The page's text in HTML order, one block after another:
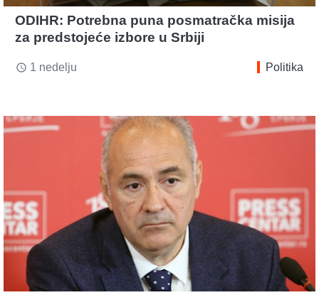
ODIHR: Potrebna puna posmatračka misija
za predstojeće izbore u Srbiji
access_time 1 nedelju Politika